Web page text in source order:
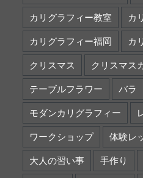
カリグラフィー教室 カ
カリグラフィー福岡 カ
クリスマス クリスマス
テーブルフラワー バラ
モダンカリグラフィー
ワークショップ 体験レ
大人の習い事 手作り